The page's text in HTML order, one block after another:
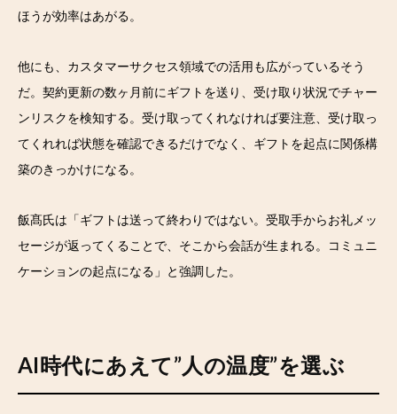
ほうが効率はあがる。
他にも、カスタマーサクセス領域での活用も広がっているそう
だ。契約更新の数ヶ月前にギフトを送り、受け取り状況でチャー
ンリスクを検知する。受け取ってくれなければ要注意、受け取っ
てくれれば状態を確認できるだけでなく、ギフトを起点に関係構
築のきっかけになる。
飯髙氏は「ギフトは送って終わりではない。受取手からお礼メッ
セージが返ってくることで、そこから会話が生まれる。コミュニ
ケーションの起点になる」と強調した。
AI時代にあえて”人の温度”を選ぶ